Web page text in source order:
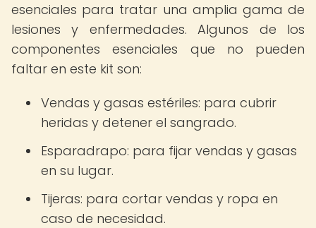
esenciales para tratar una amplia gama de
lesiones y enfermedades. Algunos de los
componentes esenciales que no pueden
faltar en este kit son:
Vendas y gasas estériles: para cubrir
heridas y detener el sangrado.
Esparadrapo: para fijar vendas y gasas
en su lugar.
Tijeras: para cortar vendas y ropa en
caso de necesidad.